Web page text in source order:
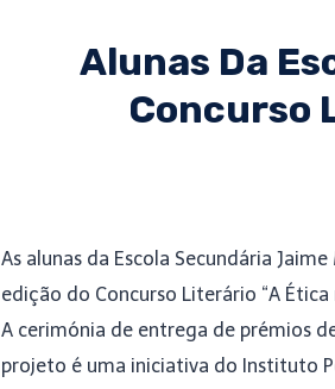
Alunas Da
Concurso
As alunas da Escola Secundária
edição do Concurso Literário “A Ética
A cerimónia de entrega de prémios
projeto é uma iniciativa do Instituto